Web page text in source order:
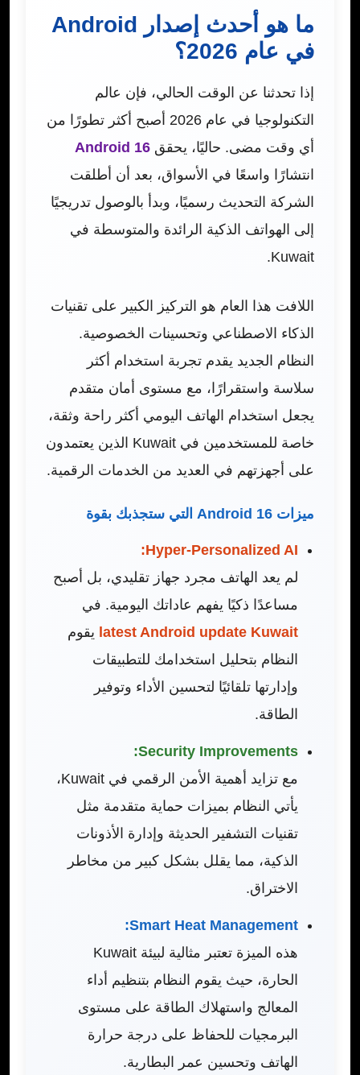
ما هو أحدث إصدار Android
في عام 2026؟
إذا تحدثنا عن الوقت الحالي، فإن عالم
التكنولوجيا في عام 2026 أصبح أكثر تطورًا من
أي وقت مضى. حاليًا، يحقق Android 16
انتشارًا واسعًا في الأسواق، بعد أن أطلقت
الشركة التحديث رسميًا، وبدأ بالوصول تدريجيًا
إلى الهواتف الذكية الرائدة والمتوسطة في
Kuwait.
اللافت هذا العام هو التركيز الكبير على تقنيات
الذكاء الاصطناعي وتحسينات الخصوصية.
النظام الجديد يقدم تجربة استخدام أكثر
سلاسة واستقرارًا، مع مستوى أمان متقدم
يجعل استخدام الهاتف اليومي أكثر راحة وثقة،
خاصة للمستخدمين في Kuwait الذين يعتمدون
على أجهزتهم في العديد من الخدمات الرقمية.
ميزات Android 16 التي ستجذبك بقوة
Hyper-Personalized AI:
لم يعد الهاتف مجرد جهاز تقليدي، بل أصبح
مساعدًا ذكيًا يفهم عاداتك اليومية. في
latest Android update Kuwait يقوم
النظام بتحليل استخدامك للتطبيقات
وإدارتها تلقائيًا لتحسين الأداء وتوفير
الطاقة.
Security Improvements:
مع تزايد أهمية الأمن الرقمي في Kuwait،
يأتي النظام بميزات حماية متقدمة مثل
تقنيات التشفير الحديثة وإدارة الأذونات
الذكية، مما يقلل بشكل كبير من مخاطر
الاختراق.
Smart Heat Management:
هذه الميزة تعتبر مثالية لبيئة Kuwait
الحارة، حيث يقوم النظام بتنظيم أداء
المعالج واستهلاك الطاقة على مستوى
البرمجيات للحفاظ على درجة حرارة
الهاتف وتحسين عمر البطارية.